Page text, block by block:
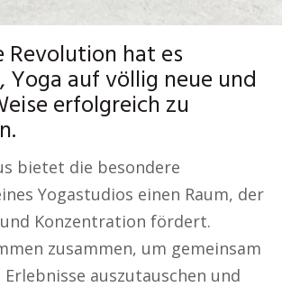
Revolution hat es
auf völlig neue und
erfolgreich zu
bietet die besondere
Yogastudios einen Raum, der
Konzentration fördert.
zusammen, um gemeinsam
Erlebnisse auszutauschen und